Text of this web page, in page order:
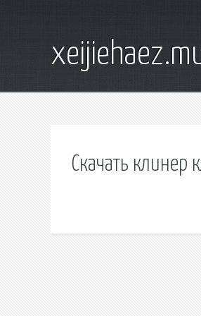
Скачать клинер